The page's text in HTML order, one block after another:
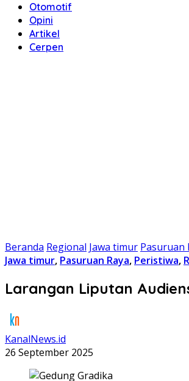
Otomotif
Opini
Artikel
Cerpen
Beranda Regional Jawa timur Pasuruan
Jawa timur, Pasuruan Raya, Peristiwa,
Larangan Liputan
KanalNews.id
26 September 2025